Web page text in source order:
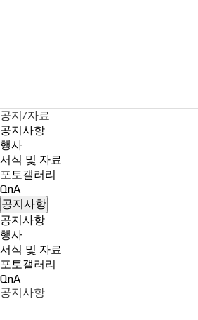
공지/자료
공지사항
행사
서식 및 자료
포토갤러리
QnA
공지사항
공지사항
행사
서식 및 자료
포토갤러리
QnA
공지사항